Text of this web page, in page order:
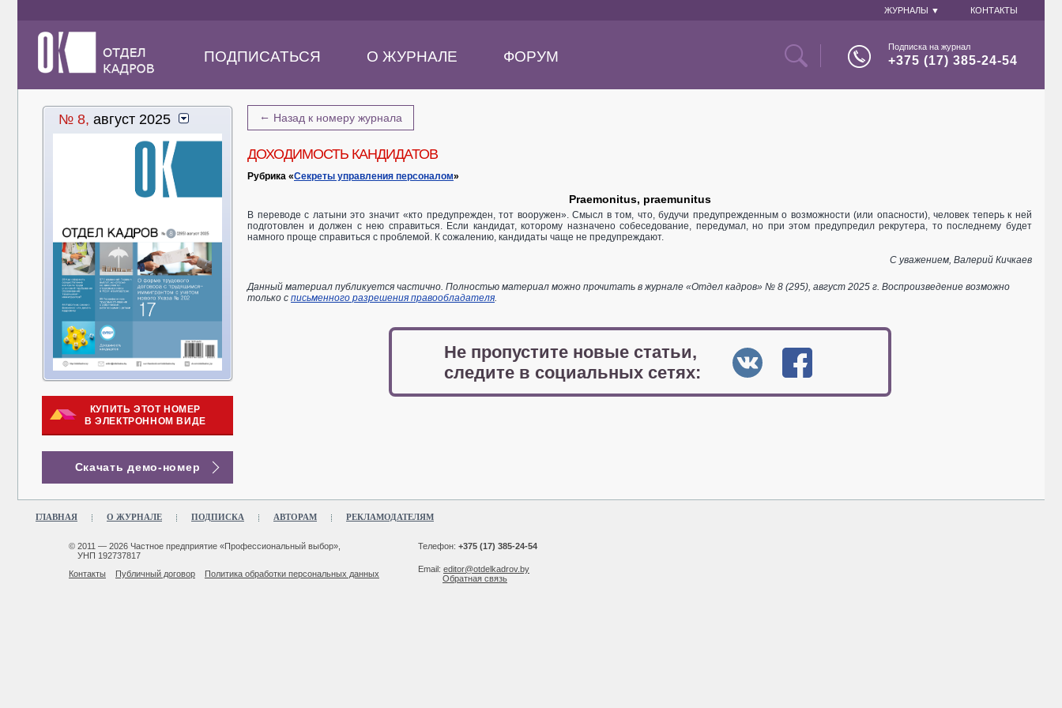
ЖУРНАЛЫ ▼ КОНТАКТЫ
ПОДПИСАТЬСЯ О ЖУРНАЛЕ ФОРУМ
Подписка на журнал
+375 (17) 385-24-54
№ 8, август 2025
КУПИТЬ ЭТОТ НОМЕР
В ЭЛЕКТРОННОМ ВИДЕ
Скачать демо-номер
← Назад к номеру журнала
ДОХОДИМОСТЬ КАНДИДАТОВ
Рубрика «Секреты управления персоналом»
Praemonitus, praemunitus
В переводе с латыни это значит «кто предупрежден, тот вооружен». Смысл в том, что, будучи предупрежденным о возможности (или опасности), человек теперь к ней
подготовлен и должен с нею справиться. Если кандидат, которому назначено собеседование, передумал, но при этом предупредил рекрутера, то последнему будет
намного проще справиться с проблемой. К сожалению, кандидаты чаще не предупреждают.
С уважением, Валерий Кичкаев
Данный материал публикуется частично. Полностью материал можно прочитать в журнале «Отдел кадров» № 8 (295), август 2025 г. Воспроизведение возможно
только с письменного разрешения правообладателя.
Не пропустите новые статьи,
следите в социальных сетях:
ГЛАВНАЯ О ЖУРНАЛЕ ПОДПИСКА АВТОРАМ РЕКЛАМОДАТЕЛЯМ
© 2011 — 2026 Частное предприятие «Профессиональный выбор»,
УНП 192737817
Контакты
Публичный договор Политика обработки персональных данных
Телефон: +375 (17) 385-24-54
Email: editor@otdelkadrov.by
Обратная связь